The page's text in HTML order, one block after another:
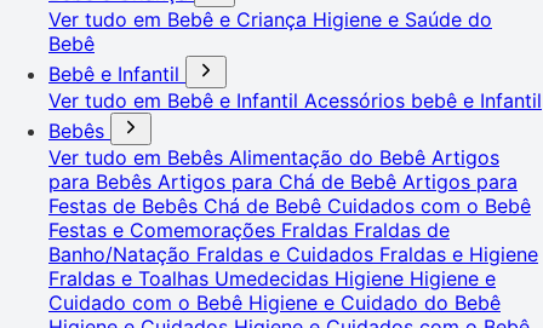
Ver tudo em Bebê e Criança Higiene e Saúde do
Bebê
Bebê e Infantil
Ver tudo em Bebê e Infantil Acessórios bebê e Infantil
Bebês
Ver tudo em Bebês Alimentação do Bebê Artigos
para Bebês Artigos para Chá de Bebê Artigos para
Festas de Bebês Chá de Bebê Cuidados com o Bebê
Festas e Comemorações Fraldas Fraldas de
Banho/Natação Fraldas e Cuidados Fraldas e Higiene
Fraldas e Toalhas Umedecidas Higiene Higiene e
Cuidado com o Bebê Higiene e Cuidado do Bebê